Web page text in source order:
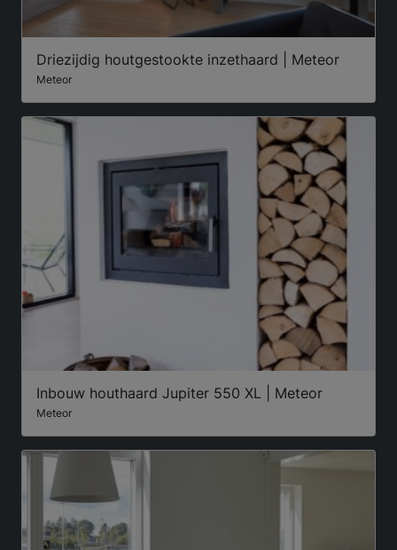
Driezijdig houtgestookte inzethaard | Meteor
Meteor
Inbouw houthaard Jupiter 550 XL | Meteor
Meteor